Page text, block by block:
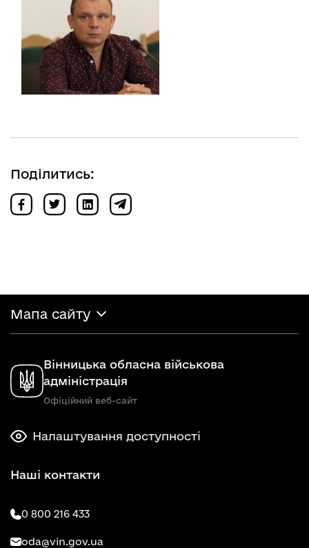
Поділитись:
Мапа сайту
Вінницька обласна військова
адміністрація
Офіційний веб-сайт
Налаштування доступності
Наші контакти
0 800 216 433
oda@vin.gov.ua